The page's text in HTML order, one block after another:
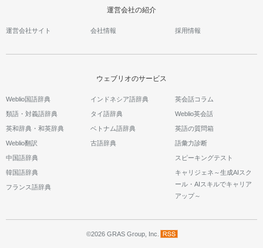
運営会社の紹介
運営会社サイト 会社情報 採用情報
ウェブリオのサービス
Weblio国語辞典
類語・対義語辞典
英和辞典・和英辞典
Weblio翻訳
中国語辞典
韓国語辞典
フランス語辞典
インドネシア語辞典
タイ語辞典
ベトナム語辞典
古語辞典
英会話コラム
Weblio英会話
英語の質問箱
語彙力診断
スピーキングテスト
キャリジェネ～生成AIスク
ール・AIスキルでキャリア
アップ～
©2026 GRAS Group, Inc.